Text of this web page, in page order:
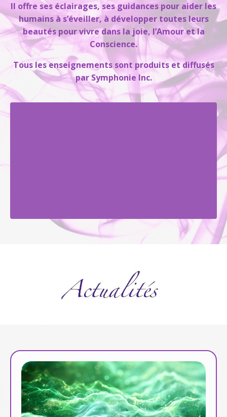
Il offre ses éclairages, ses guidances pour aider les
humains à s’éveiller, à développer toutes leurs
beautés pour vivre dans la joie, l’Amour et la
Conscience.
Tous les enseignements sont produits et diffusés
par Symphonie Inc.